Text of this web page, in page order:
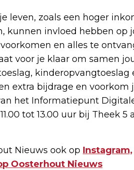
leven, zoals een hoger
kunnen invloed hebben op
en alles te
voor je klaar om samen
extra bijdrage en voorkom
het Informatiepunt
tot 13.00 uur bij Theek 5
Nieuws ook op Instagram,
Oosterhout Nieuws